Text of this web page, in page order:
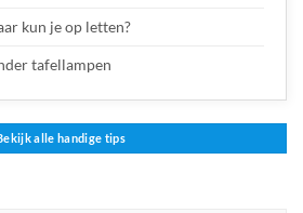
kun je op letten?
tafellampen
alle handige tips